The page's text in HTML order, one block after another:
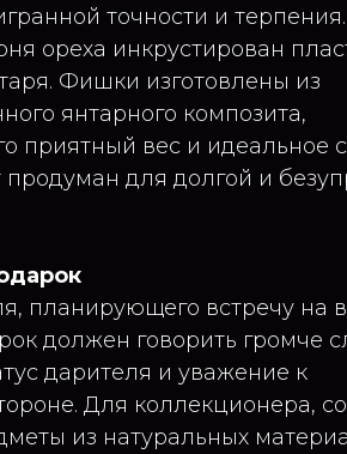
точности и терпения.
ореха инкрустирован
Фишки изготовлены из
янтарного композита,
приятный вес и идеальное
для долгой и
планирующего встречу на
должен говорить громче
дарителя и уважение к
Для коллекционера,
из натуральных